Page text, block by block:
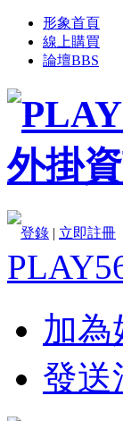
形象首頁
線上購買
論壇BBS
登錄 | 立即註冊
加為
發送